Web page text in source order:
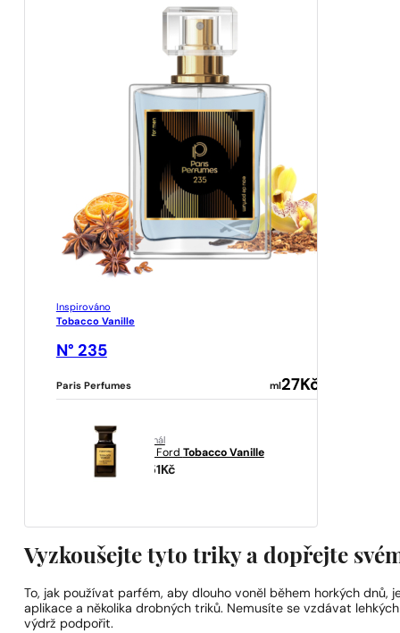
Inspirováno
Tobacco Vanille
N° 235
Paris Perfumes ml27Kč
originál
Tom Ford Tobacco Vanille
6451Kč
Vyzkoušejte tyto triky a dopřejte
To, jak používat parfém, aby dlouho voněl během horkých
aplikace a několika drobných triků. Nemusíte se vzdávat
výdrž podpořit.